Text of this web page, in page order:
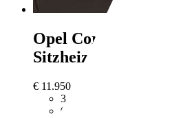
Opel Corsa
Sitzheizung
€ 11.950,-
34.000 km
06/2023